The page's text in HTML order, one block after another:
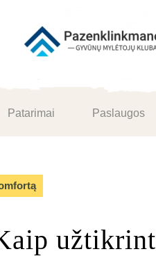
Patarimai Paslaugos